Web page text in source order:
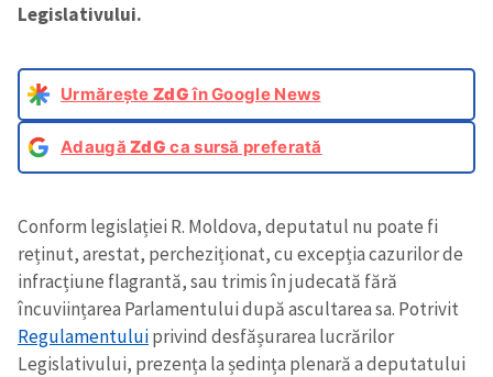
Legislativului.
Urmărește ZdGîn Google News
AdaugăZdG ca sursă preferată
Conform legislației R. Moldova, deputatul nu poate fi
reținut, arestat, percheziționat, cu excepția cazurilor de
infracțiune flagrantă, sau trimis în judecată fără
încuviințarea Parlamentului după ascultarea sa. Potrivit
Regulamentuluiprivind desfășurarea lucrărilor
Legislativului, prezența la ședința plenară a deputatului